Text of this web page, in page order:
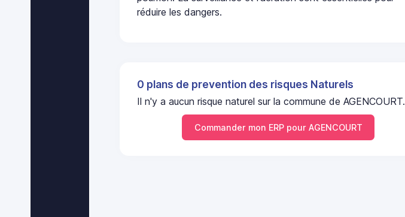
réduire les dangers.
0 plans de prevention des risques Naturels
Il n'y a aucun risque naturel sur la commune de AGENCOURT.
Commander mon ERP pour AGENCOURT